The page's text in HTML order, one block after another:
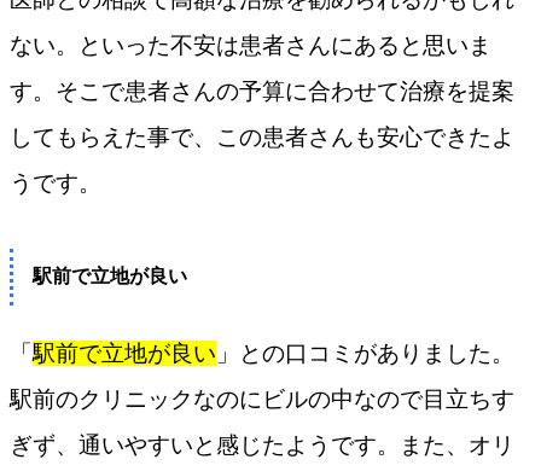
ない。といった不安は患者さんにあると思いま
す。そこで患者さんの予算に合わせて治療を提案
してもらえた事で、この患者さんも安心できたよ
うです。
駅前で立地が良い
「 駅前で立地が良い 」との口コミがありました。
駅前のクリニックなのにビルの中なので目立ちす
ぎず、通いやすいと感じたようです。また、オリ